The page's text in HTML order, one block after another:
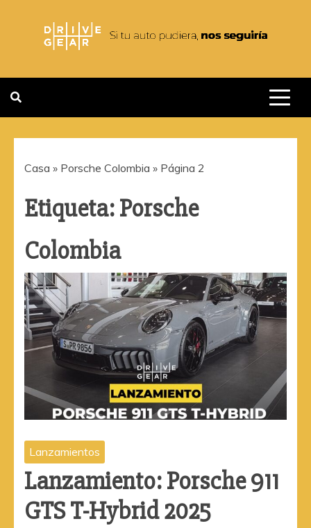
contenido
DRIVEGEAR
Casa » Porsche Colombia » Página 2
Etiqueta:Porsche
Colombia
Lanzamientos
Lanzamiento: Porsche 911
GTS T-Hybrid 2025